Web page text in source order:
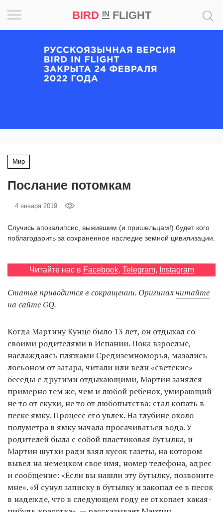
BIRD INFLIGHT
Мир
Послание потомкам
4 января 2019
Случись апокалипсис, выжившим (и пришельцам!) будет кого
поблагодарить за сохраненное наследие земной цивилизации.
Читайте нас в Facebook, Telegram, Instagram
Статья приводится в сокращении. Оригиналчитайте
на сайте GQ.
Когда Мартину Кунце было 13 лет, он отдыхал со
своими родителями в Испании. Пока взрослые,
наслаждаясь пляжами Средиземноморья, мазались
лосьоном от загара, читали или вели «светские»
беседы с другими отдыхающими, Мартин занялся
примерно тем же, чем и любой ребенок, умирающий
не то от скуки, не то от любопытства: стал копать в
песке ямку. Процесс его увлек. На глубине около
полуметра в ямку начала просачиваться вода. У
родителей была с собой пластиковая бутылка, и
Мартин шутки ради взял кусок газеты, на котором
вывел на немецком свое имя, номер телефона, адрес
и сообщение: «Если вы нашли эту бутылку, позвоните
мне». «Я сунул записку в бутылку и закопал ее в песок
в надежде, что в следующем году ее откопает какая-